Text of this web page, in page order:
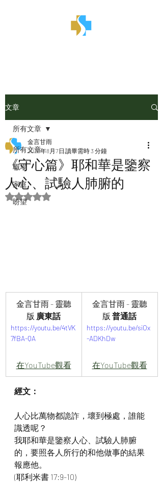
文章
所有文章
職場
家庭
盼望
所有文章
《守心篇》耶和華是鑒察
人心、試驗人肺腑的
金言甘雨
2025年8月7日 讀畢需時 3 分鐘
評等為 NaN（最高為 5 顆星）。
金言甘雨 - 靈聽
版 廣東話
https://youtu.be/4tVK
7fBA-QA
在YouTube觀看
金言甘雨 - 靈聽
版 普通話
https://youtu.be/siOx
-ADKhDw
在YouTube觀看
經文：
人心比萬物都詭詐，壞到極處，誰能
識透呢？
我耶和華是鑒察人心、試驗人肺腑
的，要照各人所行的和他做事的結果
報應他。
(耶利米書 17:9-10)